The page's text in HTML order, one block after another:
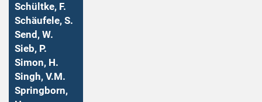
Schültke, F.
Schäufele, S.
Send, W.
Sieb, P.
Simon, H.
Singh, V.M.
Springborn,